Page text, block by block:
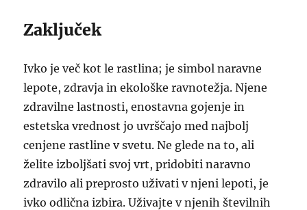
Zaključek
Ivko je več kot le rastlina; je simbol naravne
lepote, zdravja in ekološke ravnotežja. Njene
zdravilne lastnosti, enostavna gojenje in
estetska vrednost jo uvrščajo med najbolj
cenjene rastline v svetu. Ne glede na to, ali
želite izboljšati svoj vrt, pridobiti naravno
zdravilo ali preprosto uživati v njeni lepoti, je
ivko odlična izbira. Uživajte v njenih številnih